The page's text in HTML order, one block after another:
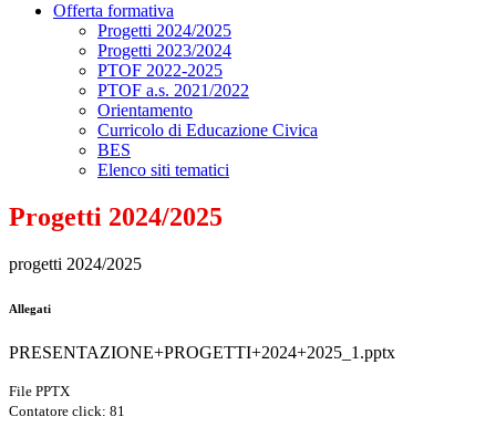
Offerta formativa
Progetti 2024/2025
Progetti 2023/2024
PTOF 2022-2025
PTOF a.s. 2021/2022
Orientamento
Curricolo di Educazione Civica
BES
Elenco siti tematici
Progetti 2024/2025
progetti 2024/2025
Allegati
PRESENTAZIONE+PROGETTI+2024+2025_1.pptx
File PPTX
Contatore click: 81